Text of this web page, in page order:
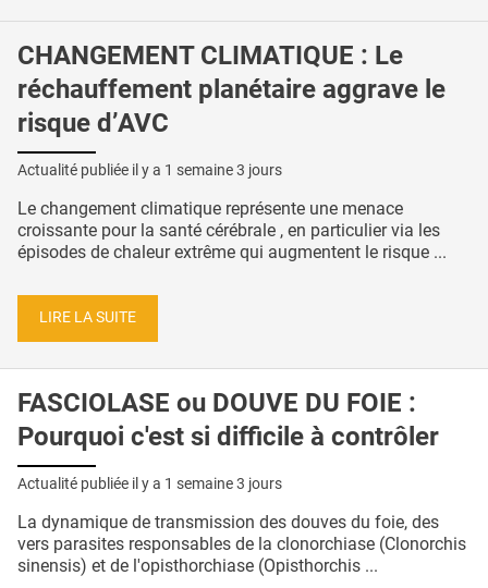
CHANGEMENT CLIMATIQUE : Le
réchauffement planétaire aggrave le
risque d’AVC
Actualité publiée il y a 1 semaine 3 jours
Le changement climatique représente une menace
croissante pour la santé cérébrale , en particulier via les
épisodes de chaleur extrême qui augmentent le risque ...
LIRE LA SUITE
FASCIOLASE ou DOUVE DU FOIE :
Pourquoi c'est si difficile à contrôler
Actualité publiée il y a 1 semaine 3 jours
La dynamique de transmission des douves du foie, des
vers parasites responsables de la clonorchiase (Clonorchis
sinensis) et de l'opisthorchiase (Opisthorchis ...